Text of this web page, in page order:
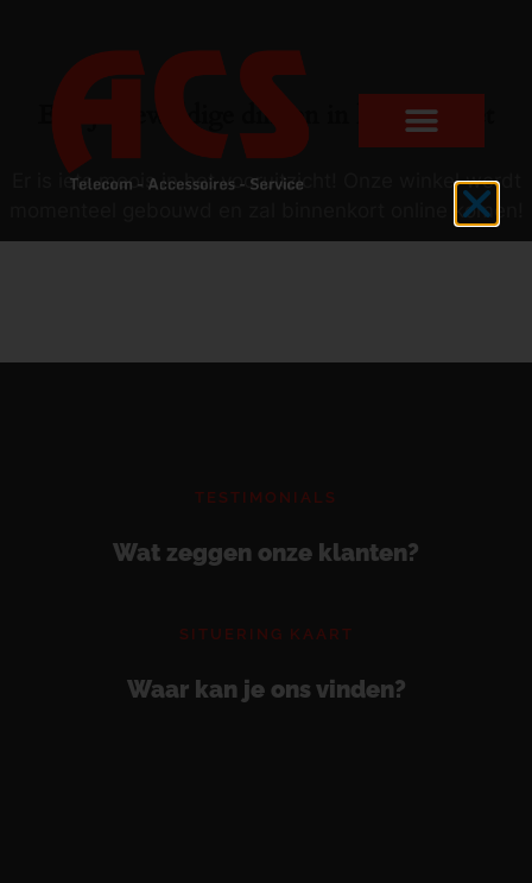
Er zijn geweldige dingen in het verschiet
Er is iets moois in het vooruitzicht! Onze winkel wordt
momenteel gebouwd en zal binnenkort online komen!
TESTIMONIALS
Wat zeggen onze klanten?
SITUERING KAART
Waar kan je ons vinden?